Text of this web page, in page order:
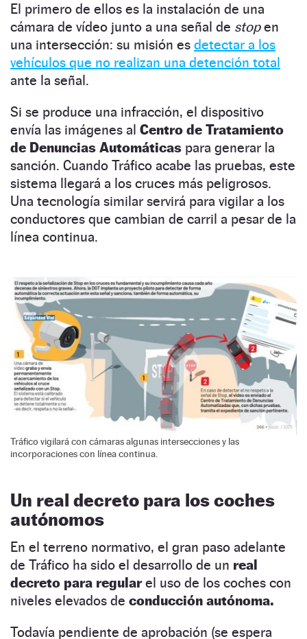
El primero de ellos es la instalación de una
cámara de vídeo junto a una señal de stopen
una intersección: su misión es detectar a los
vehículos que no realizan una detención total
ante la señal.
Si se produce una infracción, el dispositivo
envía las imágenes al Centro de Tratamiento
de Denuncias Automáticas para generar la
sanción. Cuando Tráfico acabe las pruebas, este
sistema llegará a los cruces más peligrosos.
Una tecnología similar servirá para vigilar a los
conductores que cambian de carril a pesar de la
línea continua.
Tráfico vigilará con cámaras algunas intersecciones y las
incorporaciones con línea continua.
Un real decreto para los coches
autónomos
En el terreno normativo, el gran paso adelante
de Tráfico ha sido el desarrollo de un real
decreto para regularel uso de los coches con
niveles elevados de conducción autónoma.
Todavía pendiente de aprobación (se espera